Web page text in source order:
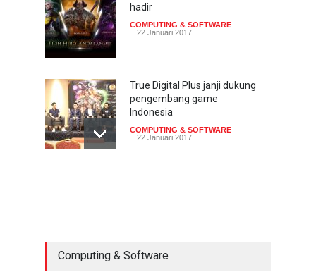
hadir
COMPUTING & SOFTWARE
22 Januari 2017
True Digital Plus janji dukung
pengembang game
Indonesia
COMPUTING & SOFTWARE
22 Januari 2017
Computing & Software